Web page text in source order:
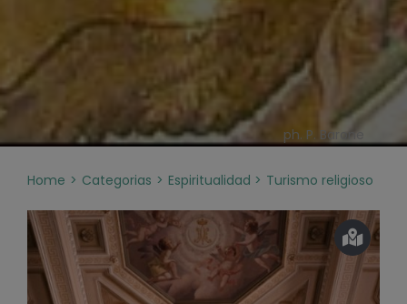
ph. P. Barone
Home Categorias Espiritualidad Turismo religioso